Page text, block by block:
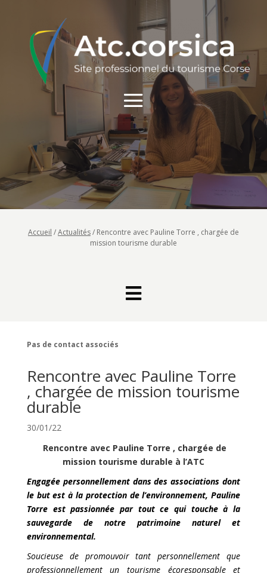
Accueil /Actualités/ Rencontre avec Pauline Torre , chargée de
mission tourisme durable

Pas de contact associés
Rencontre avec Pauline Torre
, chargée de mission tourisme
durable
30/01/22
Rencontre avec Pauline Torre , chargée de
mission tourisme durable à l’ATC
Engagée personnellement dans des associations dont
le but est à la protection de l’environnement, Pauline
Torre est passionnée par tout ce qui touche à la
sauvegarde de notre patrimoine naturel et
environnemental.
Soucieuse de promouvoir tant personnellement que
professionnellement un tourisme écoresponsable et